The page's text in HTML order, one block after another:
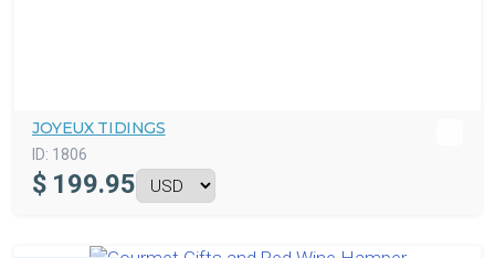
JOYEUX TIDINGS
ID: 1806
$ 199.95